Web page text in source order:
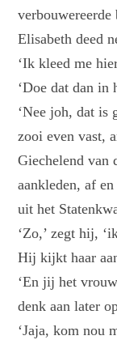
Elisabeth deed
‘Ik kleed me
‘Doe dat dan in
‘Nee joh, dat is
zooi even vast,
Giechelend van
aankleden, af
uit het
‘Zo,’ zegt hij,
Hij kijkt haar
‘En jij het
denk aan later
‘Jaja, kom nou